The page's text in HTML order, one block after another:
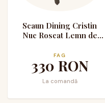
Scaun Dining Cristin
Nuc Roscat Lemn de
FAG
330 RON
La comandă